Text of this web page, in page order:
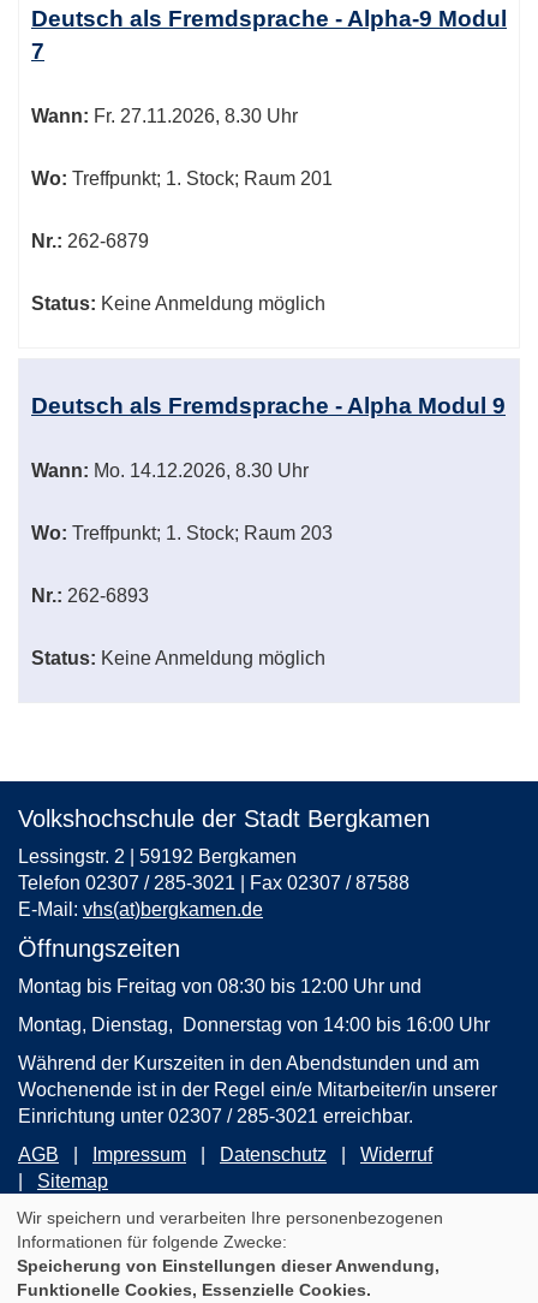
Deutsch als Fremdsprache - Alpha-9 Modul
7
Wann: Fr. 27.11.2026, 8.30 Uhr
Wo: Treffpunkt; 1. Stock; Raum 201
Nr.: 262-6879
Status: Keine Anmeldung möglich
Deutsch als Fremdsprache - Alpha Modul 9
Wann: Mo. 14.12.2026, 8.30 Uhr
Wo: Treffpunkt; 1. Stock; Raum 203
Nr.: 262-6893
Status: Keine Anmeldung möglich
Volkshochschule der Stadt Bergkamen
Lessingstr. 2 | 59192 Bergkamen
Telefon 02307 / 285-3021 | Fax 02307 / 87588
E-Mail: vhs(at)bergkamen.de
Öffnungszeiten
Montag bis Freitag von 08:30 bis 12:00 Uhr und
Montag, Dienstag, Donnerstag von 14:00 bis 16:00 Uhr
Während der Kurszeiten in den Abendstunden und am
Wochenende ist in der Regel ein/e Mitarbeiter/in unserer
Einrichtung unter 02307 / 285-3021 erreichbar.
AGB
Impressum Datenschutz
Widerruf
Sitemap
Cookie Einstellungen
WIDERRUFSFORMULAR
Wir speichern und verarbeiten Ihre personenbezogenen
Informationen für folgende Zwecke:
Speicherung von Einstellungen dieser Anwendung,
Funktionelle Cookies, Essenzielle Cookies.